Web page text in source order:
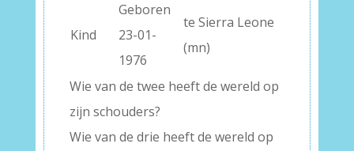
Kind
Geboren
23-01-
1976
te Sierra Leone
(mn)
Wie van de twee heeft de wereld op
zijn schouders?
Wie van de drie heeft de wereld op